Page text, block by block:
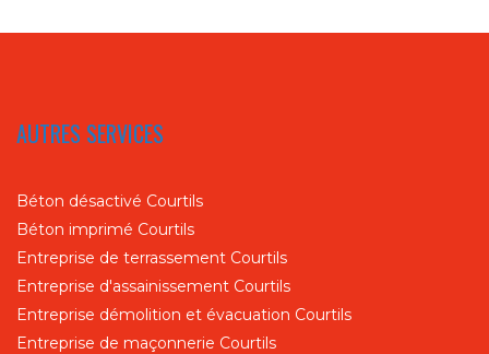
AUTRES SERVICES
Béton désactivé Courtils
Béton imprimé Courtils
Entreprise de terrassement Courtils
Entreprise d'assainissement Courtils
Entreprise démolition et évacuation Courtils
Entreprise de maçonnerie Courtils